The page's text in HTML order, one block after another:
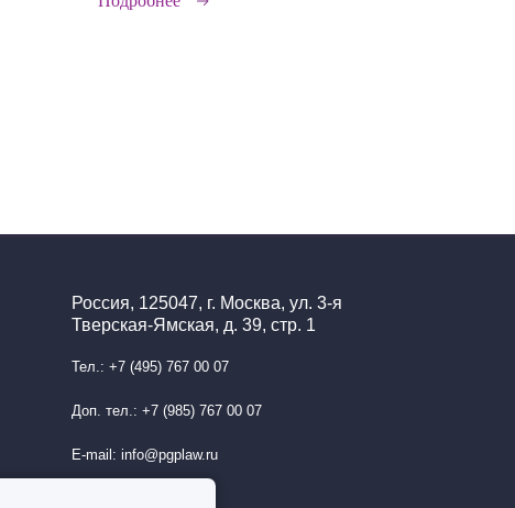
Россия, 125047, г. Москва, ул. 3-я
Тверская-Ямская, д. 39, стр. 1
Тел.: +7 (495) 767 00 07
Доп. тел.: +7 (985) 767 00 07
E-mail: info@pgplaw.ru